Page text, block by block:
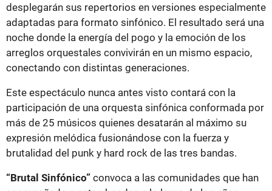
desplegarán sus repertorios en versiones especialmente
adaptadas para formato sinfónico. El resultado será una
noche donde la energía del pogo y la emoción de los
arreglos orquestales convivirán en un mismo espacio,
conectando con distintas generaciones.
Este espectáculo nunca antes visto contará con la
participación de una orquesta sinfónica conformada por
más de 25 músicos quienes desatarán al máximo su
expresión melódica fusionándose con la fuerza y
brutalidad del punk y hard rock de las tres bandas.
“Brutal Sinfónico” convoca a las comunidades que han